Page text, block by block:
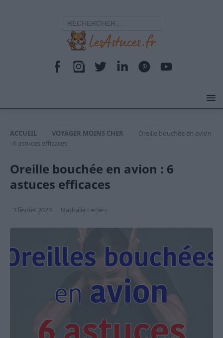
ACCUEIL VOYAGER MOINS CHER
Oreille bouchée en avion
: 6 astuces efficaces
Oreille bouchée en avion : 6
astuces efficaces
3 février 2023 Nathalie Leclerc